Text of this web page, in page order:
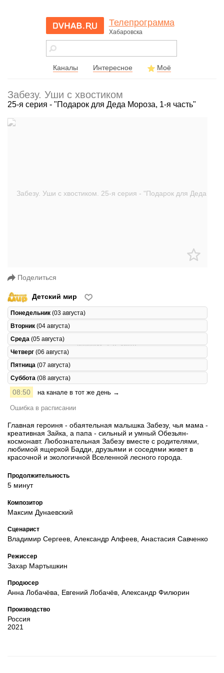
dvhab.ru - сайт
города
Телепрограмма
Хабаровска
Каналы Интересное Моё
Забезу. Уши с хвостиком
25-я серия - "Подарок для Деда Мороза, 1-я часть"
Поделиться
Детский мир
Понедельник (03 августа)
Вторник (04 августа)
Среда (05 августа)
Четверг (06 августа)
Пятница (07 августа)
Суббота (08 августа)
08:50 на канале в тот же день →
Ошибка в расписании
Главная героиня - обаятельная малышка Забезу, чья мама -
креативная Зайка, а папа - сильный и умный Обезьян-
космонавт. Любознательная Забезу вместе с родителями,
любимой ящеркой Бадди, друзьями и соседями живет в
красочной и экологичной Вселенной лесного города.
Продолжительность
5 минут
Композитор
Максим Дунаевский
Сценарист
Владимир Сергеев, Александр Алфеев, Анастасия Савченко
Режиссер
Захар Мартышкин
Продюсер
Анна Лобачёва, Евгений Лобачёв, Александр Филюрин
Производство
Россия
2021